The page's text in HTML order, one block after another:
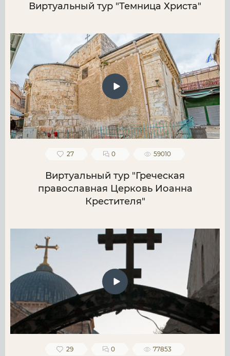
Виртуальный тур "Темница Христа"
27 0 59010
Виртуальный тур "Греческая
православная Церковь Иоанна
Крестителя"
29 0 77853